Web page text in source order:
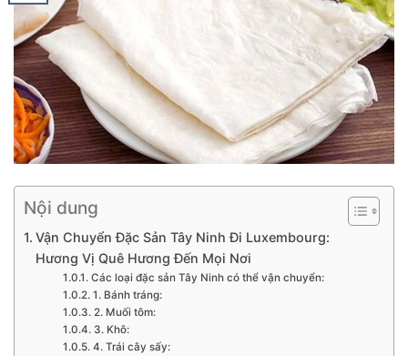
Nội dung
Vận Chuyển Đặc Sản Tây Ninh Đi Luxembourg:
Hương Vị Quê Hương Đến Mọi Nơi
Các loại đặc sản Tây Ninh có thể vận chuyển:
1. Bánh tráng:
2. Muối tôm:
3. Khô:
4. Trái cây sấy: